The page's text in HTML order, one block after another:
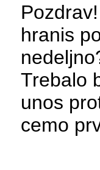
hranis
Trebalo
unos
cemo